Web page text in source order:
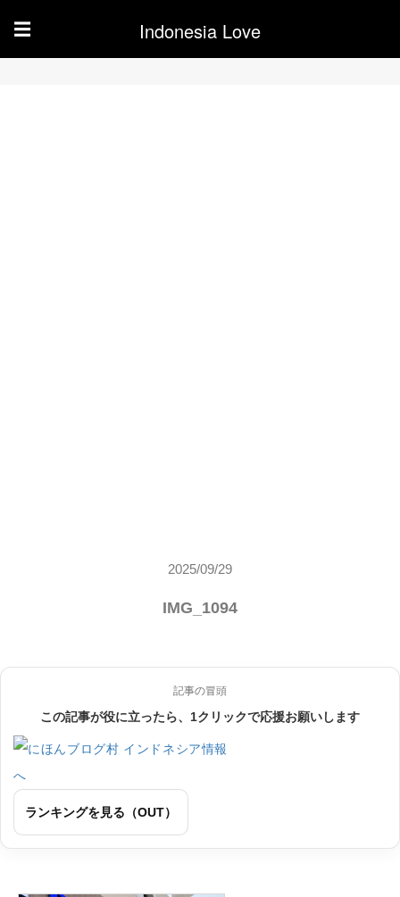
☰ Indonesia Love
2025/09/29
IMG_1094
記事の冒頭
この記事が役に立ったら、1クリックで応援お願いします
ランキングを見る（OUT）